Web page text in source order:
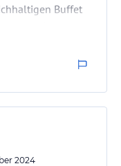
Buffet
und
2024